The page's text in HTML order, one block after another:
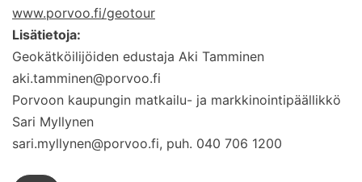
www.porvoo.fi/geotour
Lisätietoja:
Geokätköilijöiden edustaja Aki Tamminen
aki.tamminen@porvoo.fi
Porvoon kaupungin matkailu- ja markkinointipäällikkö
Sari Myllynen
sari.myllynen@porvoo.fi, puh. 040 706 1200